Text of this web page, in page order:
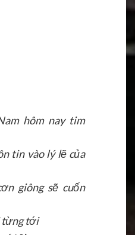
hôm nay tim
tin vào lý lẽ của
giông sẽ cuốn
tới